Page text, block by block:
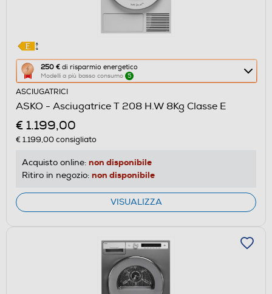
250 € di risparmio energetico
Modelli a più basso consumo 5
Questa
azione
aprirà
il
Calcolatore
di
energetico
Youreko.
ASCIUGATRICI
ASKO - Asciugatrice T 208 H.W 8Kg Classe E
€ 1.199,00
€ 1.199,00consigliato
Acquisto online: non disponibile
Ritiro in negozio: non disponibile
VISUALIZZA